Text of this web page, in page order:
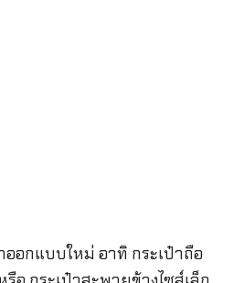
อกแบบใหม่ อาทิ กระเป๋าถือ